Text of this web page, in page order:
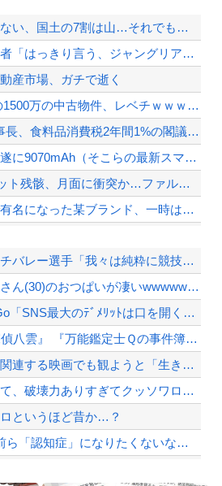
石油もない、鉄もない、国土の7割は山…それでも日本が世界屈指の経済大国になれた「...
【悲報】人気配信者「はっきり言う、ジャングリア沖縄ほんとーーーーーーーーにおもん...
産市場、ガチで逝く
【画像】 北海道の1500万の中古物件、レベチｗｗｗｗｗｗｗｗｗｗｗｗｗｗｗｗｗ...
（ ´_ゝ`）中道幹事長、食料品消費税2年間1%の閣議決定を批判 → 記者「中道...
中国の最新スマホ遂に9070mAh（そこらの最新スマホの約2倍）のバッテリーを積...
スペースXのロケット残骸、月面に衝突か…ファルコン9の上段！
あっち系御用達で有名になった某ブランド、一時は飛ぶ鳥を落とす勢いだったが今期の業...
台湾メディア「中国がレアアースを武器に貿易戦争した結果ｗｗｗｗｗｗｗｗ」
【衝撃】中国製ルーター20機種にバックドア発見！ ネットに繋ぐだけで35秒ごとに...
【悲報】嫁に15年間嘘つかれてて心が壊れてるから相手してくれ
【配信者】「金バエ」のSNS更新が1週間途絶え、様々な憶測が飛び交う。1週間ぶり...
【緊急速報】NYで警官が黒人男性の首を絞め、暴動第二波不可避へ
Powered by livedoor 相互RSS
【動画】女子ビーチバレー選手「我々は純粋に競技をしてるので性的な目で見ないでくだ...
【画像】村重杏奈さん(30)のおつぱいが凄いwwwwwwwwwwww
メンタリストDaiGo「SNS最大のﾃﾞﾒﾘｯﾄは口を開く価値がない奴が発信でき...
【99円】『心霊探偵八雲』 『万能鑑定士Ｑの事件簿』 『東京レイヴンズ』など、...
毎日暑いから雪に関連する映画でも観ようと「生きてこそ」を借りたのね
【画像】このボケて、破壊力ありすぎてクッソワロタｗｗｗｗｗｗｗｗｗ
というほど昔か…？
【リスク3倍】お前ら「認知症」になりたくないなら酒をやめろ